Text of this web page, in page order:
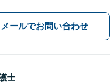
トします。お子様連れも歓
じっくりとお話をお聞かせ
メールでお問い合わせ
士